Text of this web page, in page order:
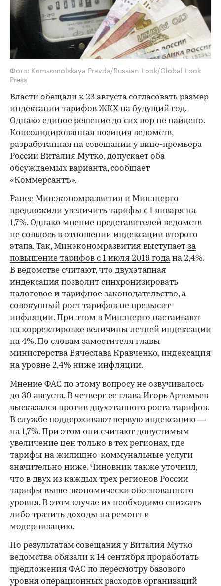
Фото: Komsomolskaya Pravda/Russian Look/Global Look
Press
Власти обещали к 23 августа согласовать размер
индексации тарифов ЖКХ на будущий год.
Однако единое решение до сих пор не найдено.
Консолидированная позиция ведомств,
разработанная на совещании у вице-премьера
России Виталия Мутко, допускает оба
обсуждаемых варианта, сообщает
«Коммерсантъ».
Ранее Минэкономразвития и Минэнерго
предложили увеличить тарифы с 1 января на
1,7%. Однако мнение представителей ведомств
не сошлось в отношении индексации второго
этапа. Так, Минэкономразвития выступает за
повышение тарифов с 1 июля 2019 годана 2,4%.
В ведомстве считают, что двухэтапная
индексация позволит синхронизировать
налоговое и тарифное законодательство, а
совокупный рост тарифов не превысит
инфляции. При этом в Минэнерго настаивают
на корректировке величины летней индексации
на 4%. По словам заместителя главы
министерства Вячеслава Кравченко, индексация
на уровне 2,4% ниже инфляции.
Мнение ФАС по этому вопросу не озвучивалось
до 30 августа. В четверг ее глава Игорь Артемьев
высказался против двухэтапного роста тарифов.
В службе поддерживают первую индексацию —
на 1,7%. При этом они считают допустимым
увеличение цен только в тех регионах, где
тарифы на жилищно-коммунальные услуги
значительно ниже. Чиновник также уточнил,
что в двух из каждых трех регионов России
тарифы выше экономически обоснованного
уровня. В этом случае их необходимо снижать
либо тратить доходы на ремонт и
модернизацию.
По результатам совещания у Виталия Мутко
ведомства обязали к 14 сентября проработать
предложения ФАС по пересмотру базового
уровня операционных расходов организаций